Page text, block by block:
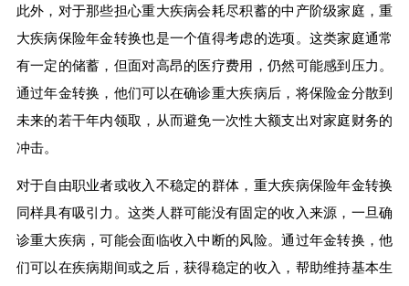
此外，对于那些担心重大疾病会耗尽积蓄的中产阶级家庭，重
大疾病保险年金转换也是一个值得考虑的选项。这类家庭通常
有一定的储蓄，但面对高昂的医疗费用，仍然可能感到压力。
通过年金转换，他们可以在确诊重大疾病后，将保险金分散到
未来的若干年内领取，从而避免一次性大额支出对家庭财务的
冲击。
对于自由职业者或收入不稳定的群体，重大疾病保险年金转换
同样具有吸引力。这类人群可能没有固定的收入来源，一旦确
诊重大疾病，可能会面临收入中断的风险。通过年金转换，他
们可以在疾病期间或之后，获得稳定的收入，帮助维持基本生